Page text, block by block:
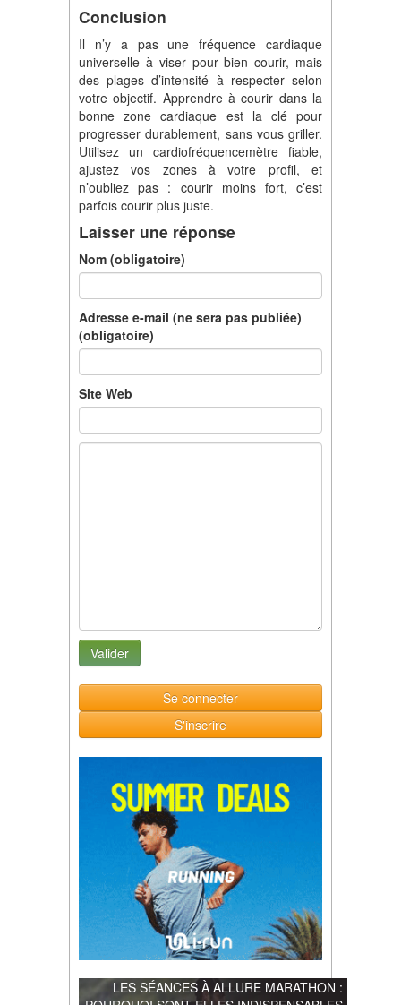
Conclusion
Il n’y a pas une fréquence cardiaque
universelle à viser pour bien courir, mais
des plages d’intensité à respecter selon
votre objectif. Apprendre à courir dans la
bonne zone cardiaque est la clé pour
progresser durablement, sans vous griller.
Utilisez un cardiofréquencemètre fiable,
ajustez vos zones à votre profil, et
n’oubliez pas : courir moins fort, c’est
parfois courir plus juste.
Laisser une réponse
Nom (obligatoire)
Adresse e-mail (ne sera pas publiée)
(obligatoire)
Site Web
Se connecter
S'inscrire
LES SÉANCES À ALLURE MARATHON :